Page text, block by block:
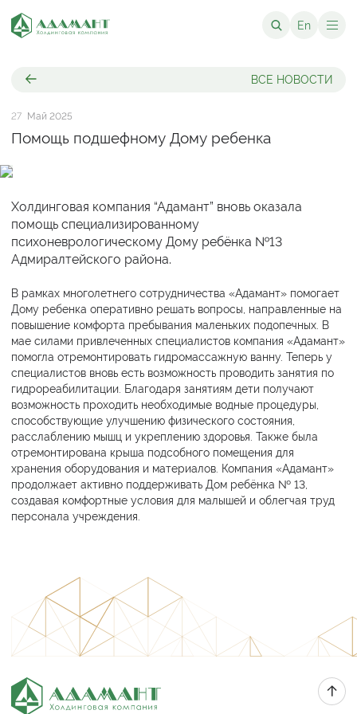
En
ВСЕ НОВОСТИ
Помощь подшефному Дому ребенка
27 Май 2025
Холдинговая компания “Адамант” вновь оказала
помощь специализированному
психоневрологическому Дому ребёнка №13
Адмиралтейского района.
В рамках многолетнего сотрудничества «Адамант» помогает
Дому ребенка оперативно решать вопросы, направленные на
повышение комфорта пребывания маленьких подопечных. В
мае силами привлеченных специалистов компания «Адамант»
помогла отремонтировать гидромассажную ванну. Теперь у
специалистов вновь есть возможность проводить занятия по
гидрореабилитации. Благодаря занятиям дети получают
возможность проходить необходимые водные процедуры,
способствующие улучшению физического состояния,
расслаблению мышц и укреплению здоровья. Также была
отремонтирована крыша подсобного помещения для
хранения оборудования и материалов. Компания «Адамант»
продолжает активно поддерживать Дом ребёнка № 13,
создавая комфортные условия для малышей и облегчая труд
персонала учреждения.